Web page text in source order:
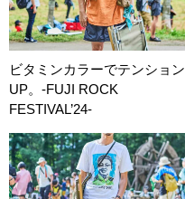
ビタミンカラーでテンション
UP。-FUJI ROCK
FESTIVAL’24-